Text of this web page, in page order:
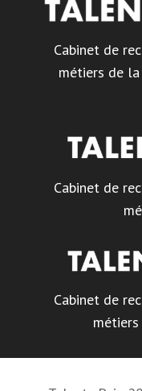
Cabinet de
métiers de
Cabinet de
Cabinet de